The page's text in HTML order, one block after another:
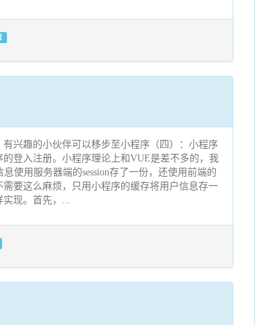
有兴趣的小伙伴可以移步至小程序（四）：小程序
登入注册。小程序理论上和VUE是差不多的，我
使用服务器端的session存了一份，还使用前端的
要这么麻烦，只用小程序的缓存将用户信息存一
现。首先，...